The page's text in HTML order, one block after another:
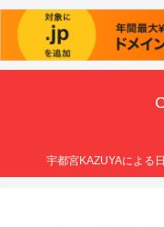
宇都宮KAZUYAによる